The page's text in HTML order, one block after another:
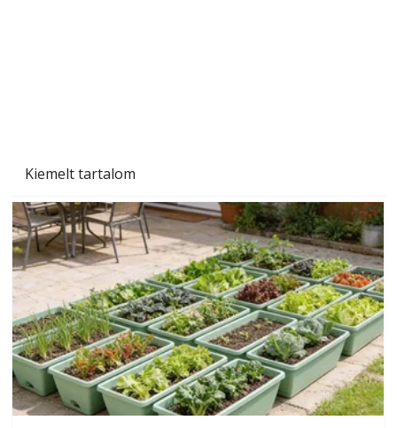
Kiemelt tartalom